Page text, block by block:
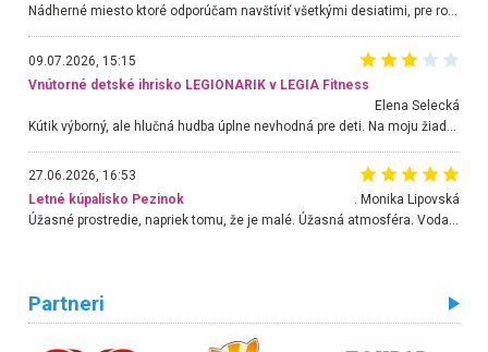
Nádherné miesto ktoré odporúčam navštíviť všetkými desiatimi, pre rodiny s deťmi, dôchodcom... Proste a jednoducho ozaj rozprávkový les.. určite ešte prídeme. Odniesli sme si na pamiatku krásne tričká,
09.07.2026, 15:15
Vnútorné detské ihrisko LEGIONARIK v LEGIA Fitness
Elena Selecká
27.06.2026, 16:53
Letné kúpalisko Pezinok
. Monika Lipovská
Úžasné prostredie, napriek tomu, že je malé. Úžasná atmosféra. Voda fantastická a nádherná. Ľudí je pomerne veľa, ale su mili a ohľaduplní. Je veľmi zaujímavé sledovať, ako dokážu spolu športovať cudzí ľudia a bez ohľadu na vek. Vládne tu pohoda. Vnuka neviem dostať z vody. Ďakujem za krásny deň . Urcite sa sem vrátim. Jediný problém je s parkovaním, ale aj ten sa mi podarilo vyriešiť. Monika Bratislava
Partneri